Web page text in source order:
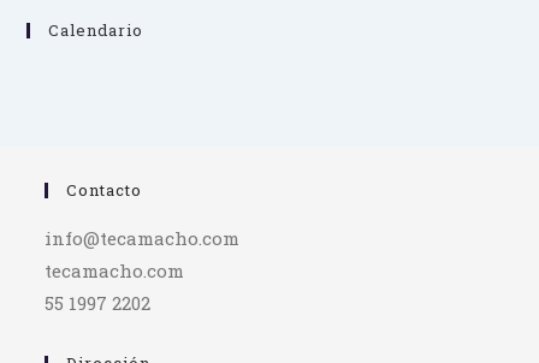
Calendario
Contacto
info@tecamacho.com
tecamacho.com
55 1997 2202